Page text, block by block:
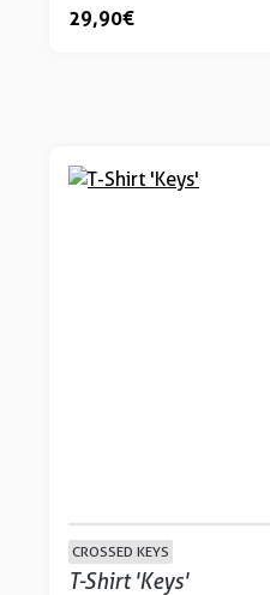
29,90 €
CROSSED KEYS
T-Shirt 'Keys'